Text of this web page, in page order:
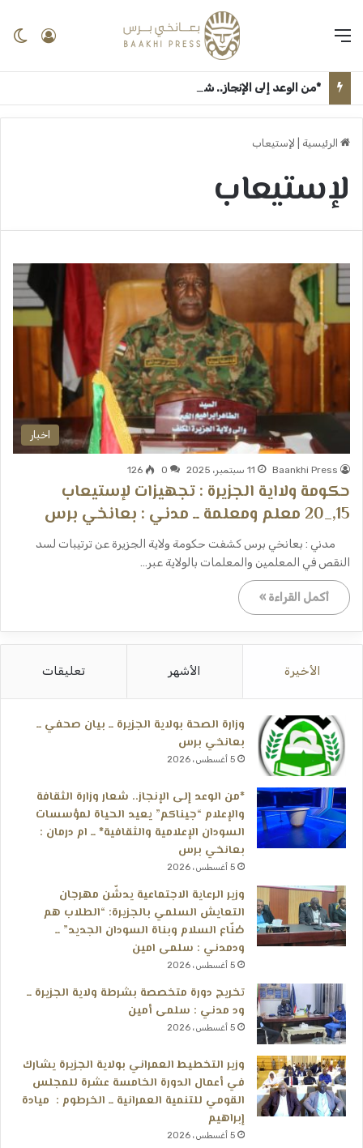
الرئيسية لإستيعاب
لإستيعاب
اخبار
Baankhi Press 11 سبتمبر، 2025 0
126
حكومة ولااية الجزيرة : تجهيزات لإستيعاب
15,_20 معلم ومعلمة ــ مدني : بعانخي برس
مدني : بعانخي برس كشفت حكومة ولاية الجزيرة عن ترتيبات لسد
النقص في المعلمين والمعلمات بالولاية عبر…
أكمل القراءة »
الأخيرة الأشهر تعليقات
وزارة الصحة بولاية الجزيرة ــ بيان صحفي ــ
بعانخي برس
5 أغسطس، 2026
*من الوعد إلى الإنجاز.. شعار وزارة الثقافة
والإعلام “جيناكم” يعيد الحياة لمؤسسات
السودان الإعلامية والثقافية* ــ ام درمان :
بعانخي برس
5 أغسطس، 2026
وزير الرعاية الاجتماعية يدشّن مهرجان
التعايش السلمي بالجزيرة: “الطلاب هم
صُنّاع السلام وبناة السودان الجديد” ــ
ودمدني : سلمى امين
5 أغسطس، 2026
تخريج دورة متخصصة بشرطة ولاية الجزيرة ــ
ود مدني : سلمى أمين
5 أغسطس، 2026
وزير التخطيط العمراني بولاية الجزيرة يشارك
في أعمال الدورة الخامسة عشرة للمجلس
القومي للتنمية العمرانية ــ الخرطوم : ميادة
إبراهيم
5 أغسطس، 2026